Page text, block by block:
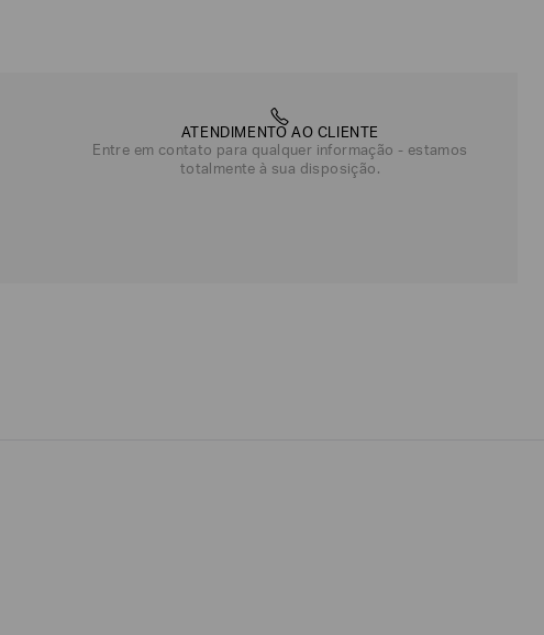
ATENDIMENTO AO CLIENTE
Entre em contato para qualquer informação - estamos
totalmente à sua disposição.